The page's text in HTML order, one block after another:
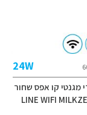
24W
מגנטי קו אפס שחור
LINE WIFI